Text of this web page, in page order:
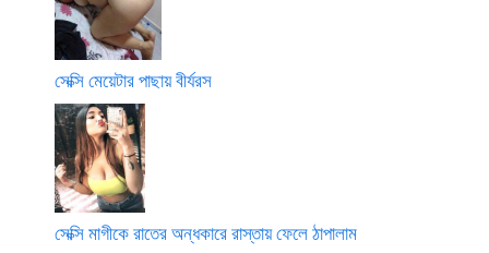
সেক্সি মেয়েটার পাছায় বীর্যরস
সেক্সি মাগীকে রাতের অন্ধকারে রাস্তায় ফেলে ঠাপালাম